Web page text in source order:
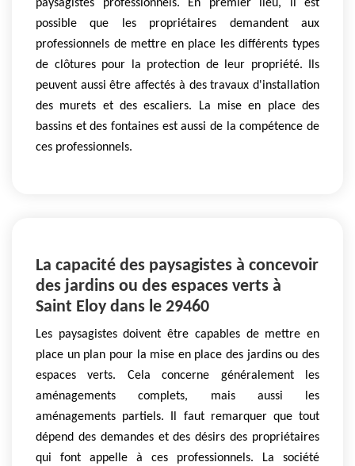
paysagistes professionnels. En premier lieu, il est
possible que les propriétaires demandent aux
professionnels de mettre en place les différents types
de clôtures pour la protection de leur propriété. Ils
peuvent aussi être affectés à des travaux d'installation
des murets et des escaliers. La mise en place des
bassins et des fontaines est aussi de la compétence de
ces professionnels.
La capacité des paysagistes à concevoir
des jardins ou des espaces verts à
Saint Eloy dans le 29460
Les paysagistes doivent être capables de mettre en
place un plan pour la mise en place des jardins ou des
espaces verts. Cela concerne généralement les
aménagements complets, mais aussi les
aménagements partiels. Il faut remarquer que tout
dépend des demandes et des désirs des propriétaires
qui font appelle à ces professionnels. La société